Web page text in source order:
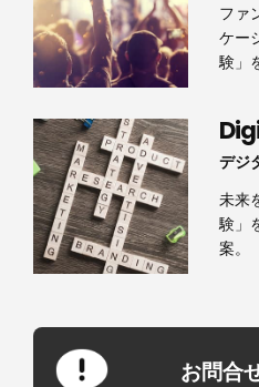
ファ
ケー
験」
デジ
未来
験」
案。
お問合